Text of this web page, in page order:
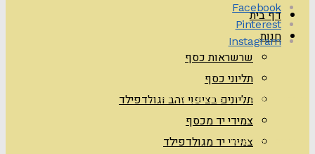
דף בית
חנות
שרשראות כסף
תליוני כסף
תליונים בציפוי זהב וגולדפילד
צמידי יד מכסף
צמידי יד מגולדפילד
Facebook
Pinterest
Instagram
Theme byPojo.me- WordPress Themes
Design by